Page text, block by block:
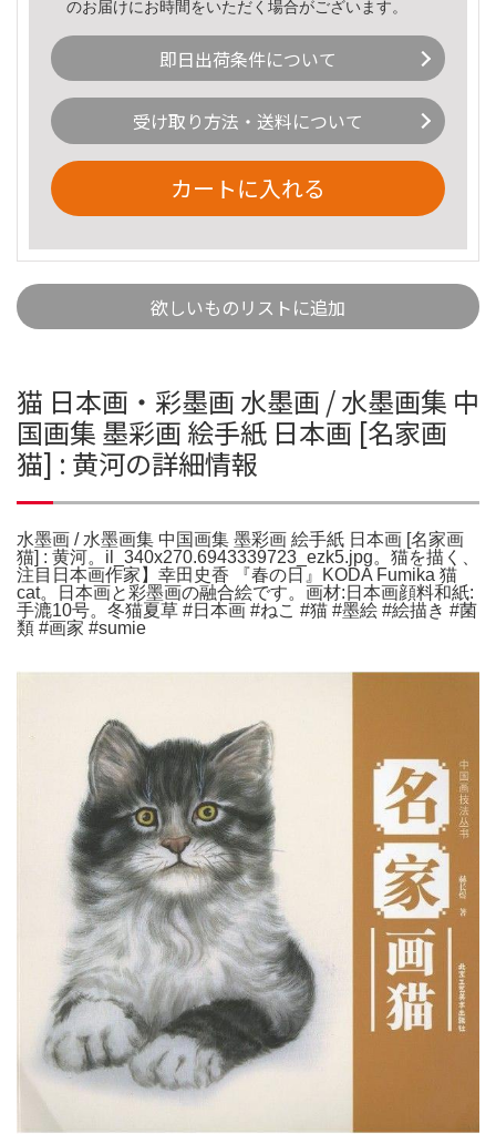
のお届けにお時間をいただく場合がございます。
即日出荷条件について
受け取り方法・送料について
カートに入れる
欲しいものリストに追加
猫 日本画・彩墨画 水墨画 / 水墨画集 中
国画集 墨彩画 絵手紙 日本画 [名家画
猫] : 黄河の詳細情報
水墨画 / 水墨画集 中国画集 墨彩画 絵手紙 日本画 [名家画
猫] : 黄河。il_340x270.6943339723_ezk5.jpg。猫を描く、
注目日本画作家】幸田史香 『春の日』KODA Fumika 猫
cat。日本画と彩墨画の融合絵です。画材:日本画顔料和紙:
手漉10号。冬猫夏草 #日本画 #ねこ #猫 #墨絵 #絵描き #菌
類 #画家 #sumie